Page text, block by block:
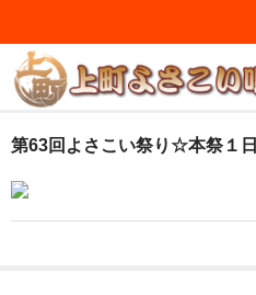
トップ
スタッフ紹介
第63回よさこい祭り☆本祭１